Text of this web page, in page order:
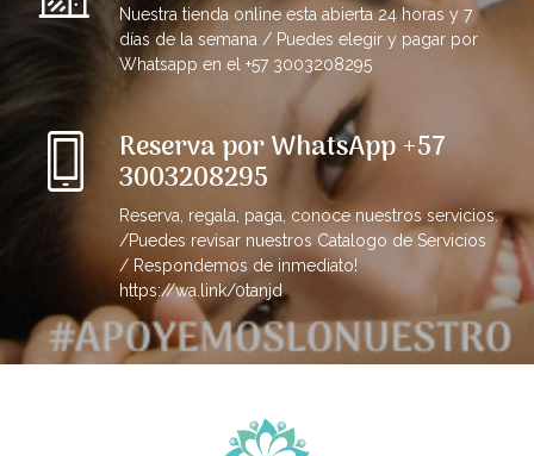
Nuestra tienda online esta abierta 24 horas y 7
días de la semana / Puedes elegir y pagar por
Whatsapp en el +57 3003208295
Reserva por WhatsApp +57
3003208295
Reserva, regala, paga, conoce nuestros servicios.
/Puedes revisar nuestros Catalogo de Servicios
/ Respondemos de inmediato!
https://wa.link/0tanjd